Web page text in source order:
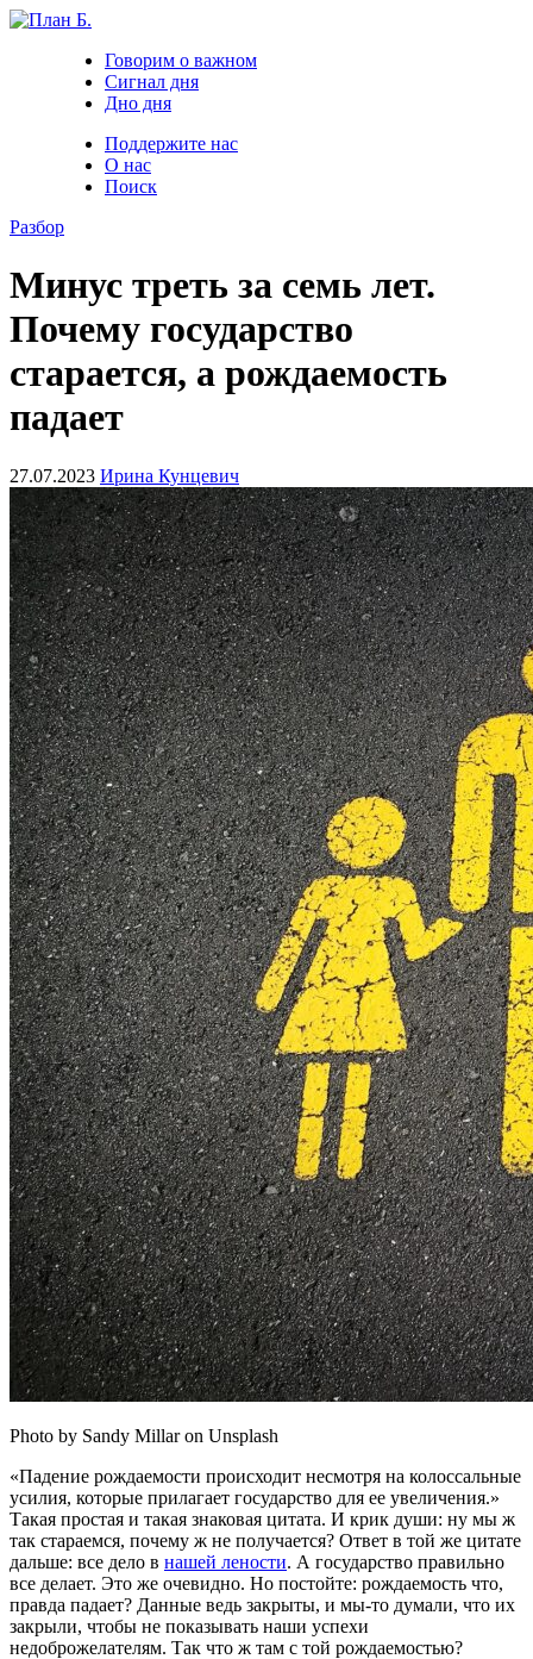
Говорим о важном
Сигнал дня
Дно дня
Поддержите нас
О нас
Поиск
Разбор
Минус треть за семь лет.
Почему государство
старается, а рождаемость
падает
27.07.2023 Ирина Кунцевич
Photo by Sandy Millar on Unsplash
«Падение рождаемости происходит несмотря на колоссальные
усилия, которые прилагает государство для ее увеличения.»
Такая простая и такая знаковая цитата. И крик души: ну мы ж
так стараемся, почему ж не получается? Ответ в той же цитате
дальше: все дело в нашей лености. А государство правильно
все делает. Это же очевидно. Но постойте: рождаемость что,
правда падает? Данные ведь закрыты, и мы-то думали, что их
закрыли, чтобы не показывать наши успехи
недоброжелателям. Так что ж там с той рождаемостью?